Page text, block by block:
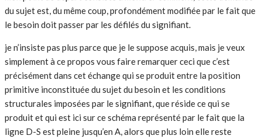
du sujet est, du même coup, profondément modifiée par le fait que
le besoin doit passer par les défilés du signifiant.
je n’insiste pas plus parce que je le suppose acquis, mais je veux
simplement à ce propos vous faire remarquer ceci que c’est
précisément dans cet échange qui se produit entre la position
primitive inconstituée du sujet du besoin et les conditions
structurales imposées par le signifiant, que réside ce qui se
produit et qui est ici sur ce schéma représenté par le fait que la
ligne D-S est pleine jusqu’en A, alors que plus loin elle reste